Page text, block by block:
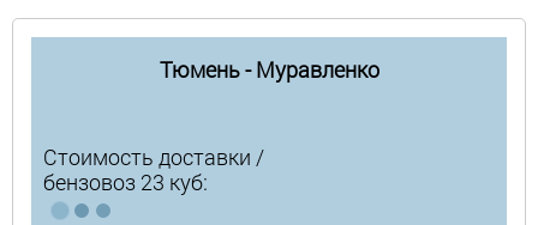
Тюмень - Муравленко
Стоимость доставки /
бензовоз 23 куб: